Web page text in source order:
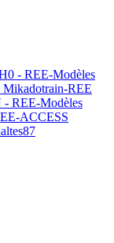
- REE-Modèles
Mikadotrain-REE
- REE-Modèles
ACCESS